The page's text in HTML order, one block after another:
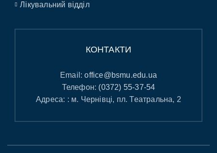
Лікувальний відділ
КОНТАКТИ
Email:office@bsmu.edu.ua
Телефон: (0372) 55-37-54
Адреса: : м. Чернівці, пл. Театральна, 2